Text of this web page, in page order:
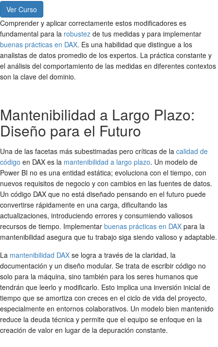
Ver Curso
Comprender y aplicar correctamente estos modificadores es
fundamental para la robustez de tus medidas y para implementar
buenas prácticas en DAX. Es una habilidad que distingue a los
analistas de datos promedio de los expertos. La práctica constante y
el análisis del comportamiento de las medidas en diferentes contextos
son la clave del dominio.
Mantenibilidad a Largo Plazo:
Diseño para el Futuro
Una de las facetas más subestimadas pero críticas de la calidad de
código en DAX es la mantenibilidad a largo plazo. Un modelo de
Power BI no es una entidad estática; evoluciona con el tiempo, con
nuevos requisitos de negocio y con cambios en las fuentes de datos.
Un código DAX que no está diseñado pensando en el futuro puede
convertirse rápidamente en una carga, dificultando las
actualizaciones, introduciendo errores y consumiendo valiosos
recursos de tiempo. Implementar buenas prácticas en DAX para la
mantenibilidad asegura que tu trabajo siga siendo valioso y adaptable.
La mantenibilidad DAX se logra a través de la claridad, la
documentación y un diseño modular. Se trata de escribir código no
solo para la máquina, sino también para los seres humanos que
tendrán que leerlo y modificarlo. Esto implica una inversión inicial de
tiempo que se amortiza con creces en el ciclo de vida del proyecto,
especialmente en entornos colaborativos. Un modelo bien mantenido
reduce la deuda técnica y permite que el equipo se enfoque en la
creación de valor en lugar de la depuración constante.